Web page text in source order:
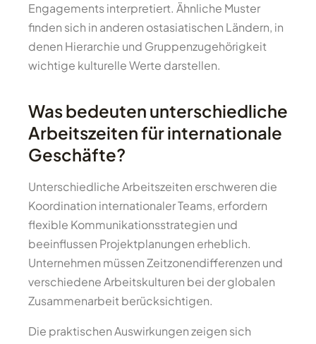
Engagements interpretiert. Ähnliche Muster
finden sich in anderen ostasiatischen Ländern, in
denen Hierarchie und Gruppenzugehörigkeit
wichtige kulturelle Werte darstellen.
Was bedeuten unterschiedliche
Arbeitszeiten für internationale
Geschäfte?
Unterschiedliche Arbeitszeiten erschweren die
Koordination internationaler Teams, erfordern
flexible Kommunikationsstrategien und
beeinflussen Projektplanungen erheblich.
Unternehmen müssen Zeitzonendifferenzen und
verschiedene Arbeitskulturen bei der globalen
Zusammenarbeit berücksichtigen.
Die praktischen Auswirkungen zeigen sich